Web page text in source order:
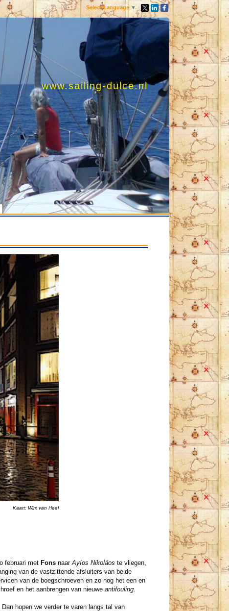
Select Language ▼
www.sailing-dulce.nl
Kaart: Wim van Heel
februari met Fonsnaar Ayíos Nikoláos te vliegen,
van de vastzittende afsluiters van beide
van de boegschroeven en zo nog het een en
en het aanbrengen van nieuwe antifouling.
hopen we verder te varen langs tal van